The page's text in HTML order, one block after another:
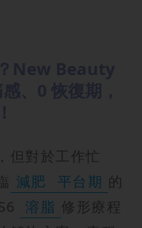
但對於工作忙
減肥 平台期 的
溶脂 修形療程